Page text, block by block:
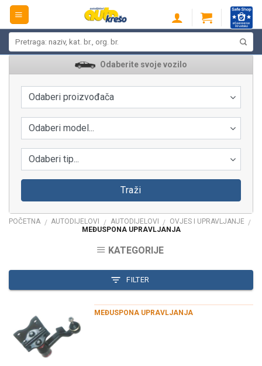
Skip
content
Odaberite svoje vozilo
Odaberi proizvođača
Odaberi model...
Odaberi tip...
Traži
POČETNA / AUTODIJELOVI / AUTODIJELOVI / OVJES I UPRAVLJANJE /
MEĐUSPONA UPRAVLJANJA
KATEGORIJE
FILTER
MEĐUSPONA UPRAVLJANJA